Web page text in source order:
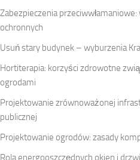
Zabezpieczenia
ochronnych
Usuń stary budynek – wyburzenia
Hortiterapia: korzyści zdrowotne
ogrodami
Projektowanie zrównoważonej
publicznej
Projektowanie ogrodów: zasady
Rola energooszczędnych okien i